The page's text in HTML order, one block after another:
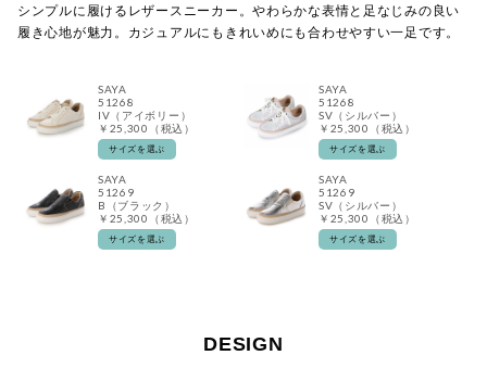
シンプルに履けるレザースニーカー。やわらかな表情と足なじみの良い
履き心地が魅力。カジュアルにもきれいめにも合わせやすい一足です。
SAYA
51268
IV（アイボリー）
￥25,300（税込）
サイズを選ぶ
SAYA
51268
SV（シルバー）
￥25,300（税込）
サイズを選ぶ
SAYA
51269
B（ブラック）
￥25,300（税込）
サイズを選ぶ
SAYA
51269
SV（シルバー）
￥25,300（税込）
サイズを選ぶ
DESIGN